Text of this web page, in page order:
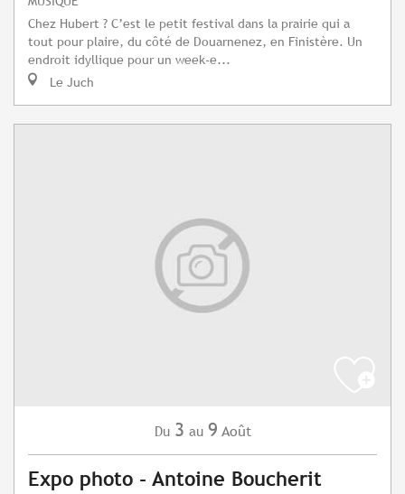
Chez Hubert ? C’est le petit festival dans la prairie qui a
tout pour plaire, du côté de Douarnenez, en Finistère. Un
endroit idyllique pour un week-e...
Le Juch
Du 3 au 9 Août
Expo photo - Antoine Boucherit